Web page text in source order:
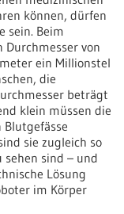
können, dürfen
sein. Beim
Durchmesser von
ein Millionstel
die
beträgt
klein müssen die
sie zugleich so
sehen sind – und
Lösung
im Körper